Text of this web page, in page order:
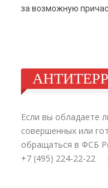
за возможную
Если вы обладаете
совершенных или
обращаться в ФСБ
+7 (495) 224-22-22